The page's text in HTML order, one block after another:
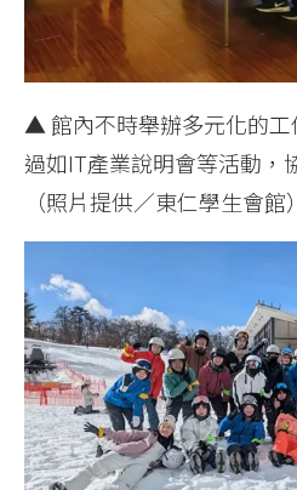
▲ 館內不時舉辦多元化的
過如IT產業說明會等活動，
（照片提供／東仁學生會館）